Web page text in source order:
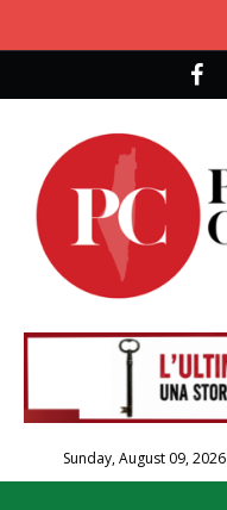
Sunday, August 09, 2026